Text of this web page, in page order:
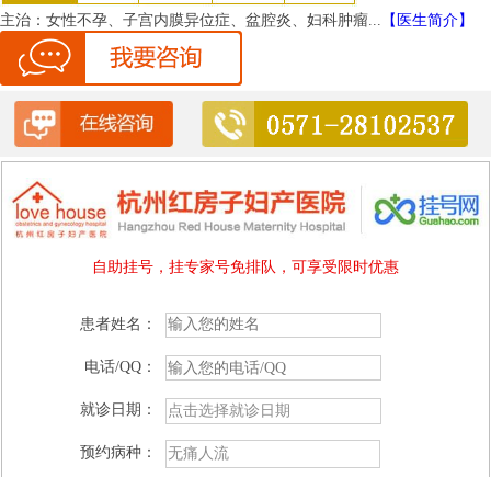
主治： 女性不孕、子宫内膜异位症、盆腔炎、妇科肿瘤... 【医生简介】
自助挂号，挂专家号免排队，可享受限时优惠
患者姓名：
电话/QQ：
就诊日期：
预约病种：